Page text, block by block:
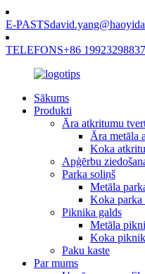
E-PASTS
TELEFONS+86 19923298837
Sākums
Produkti
Āra atkritumu
Āra metāla
Koka
Apģērbu
Parka soliņš
Metāla
Koka parka
Piknika galds
Metāla
Koka
Paku kaste
Par mums